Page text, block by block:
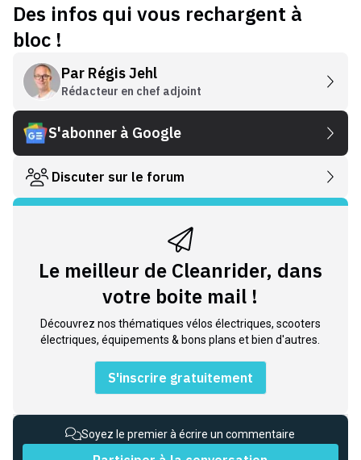
Des infos qui vous rechargent à
bloc !
Par Régis Jehl
Rédacteur en chef adjoint
S'abonner à Google
Discuter sur le forum
Le meilleur de Cleanrider, dans
votre boite mail !
Découvrez nos thématiques vélos électriques, scooters
électriques, équipements & bons plans et bien d'autres.
S'inscrire gratuitement
Soyez le premier à écrire un commentaire